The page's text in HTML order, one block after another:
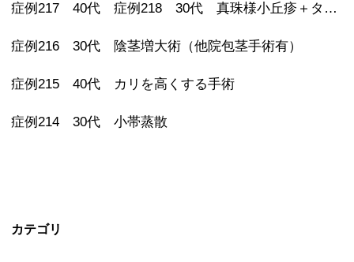
症例217 40代 症例218 30代 真珠様小丘疹＋タイソン腺除去
症例216 30代 陰茎増大術（他院包茎手術有）
症例215 40代 カリを高くする手術
症例214 30代 小帯蒸散
カテゴリ